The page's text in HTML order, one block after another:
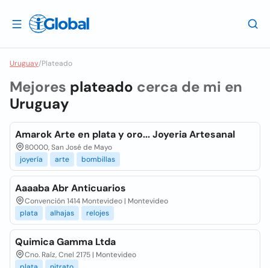
Uruguay/Plateado
Mejores plateado cerca de mi en
Uruguay
Amarok Arte en plata y oro... Joyeria Artesanal
80000, San José de Mayo
joyería
arte bombillas
Aaaaba Abr Anticuarios
Convención 1414 Montevideo | Montevideo
plata
alhajas relojes
Quimica Gamma Ltda
Cno. Raíz, Cnel 2175 | Montevideo